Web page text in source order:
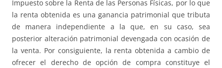
Impuesto sobre la Renta de las Personas Físicas, por lo que
la renta obtenida es una ganancia patrimonial que tributa
de manera independiente a la que, en su caso, sea
posterior alteración patrimonial devengada con ocasión de
la venta. Por consiguiente, la renta obtenida a cambio de
ofrecer el derecho de opción de compra constituye el